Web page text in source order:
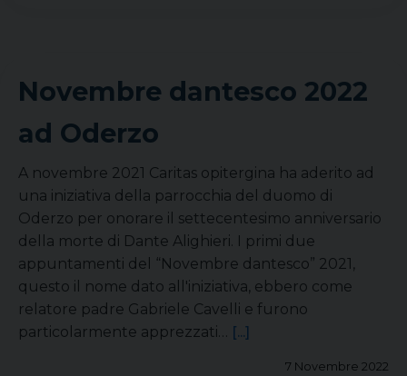
Novembre dantesco 2022
ad Oderzo
A novembre 2021 Caritas opitergina ha aderito ad
una iniziativa della parrocchia del duomo di
Oderzo per onorare il settecentesimo anniversario
della morte di Dante Alighieri. I primi due
appuntamenti del “Novembre dantesco” 2021,
questo il nome dato all'iniziativa, ebbero come
relatore padre Gabriele Cavelli e furono
particolarmente apprezzati… [...]
7 Novembre 2022